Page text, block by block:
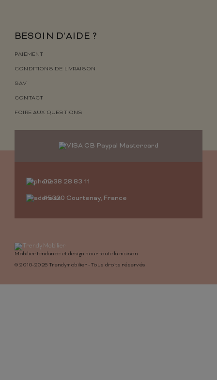
BESOIN D’AIDE ?
PAIEMENT
CONDITIONS DE LIVRAISON
SAV
CONTACT
FOIRE AUX QUESTIONS
02 38 28 83 11
45320 Courtenay, France
Mobilier tendance et design pour toute la maison
© 2010-2026 Trendymobilier - Tous droits réservés